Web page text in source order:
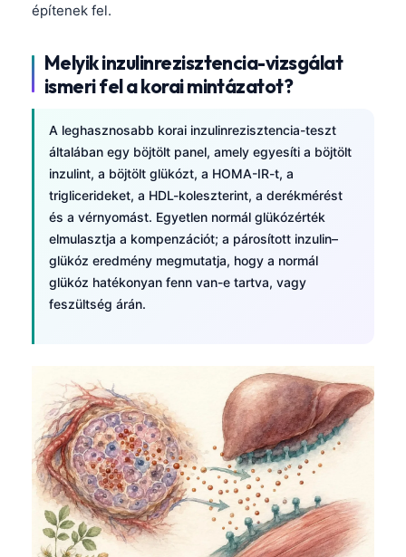
építenek fel.
Melyik inzulinrezisztencia-vizsgálat
ismeri fel a korai mintázatot?
A leghasznosabb korai inzulinrezisztencia-teszt
általában egy böjtölt panel, amely egyesíti a böjtölt
inzulint, a böjtölt glükózt, a HOMA-IR-t, a
triglicerideket, a HDL-koleszterint, a derékmérést
és a vérnyomást. Egyetlen normál glükózérték
elmulasztja a kompenzációt; a párosított inzulin–
glükóz eredmény megmutatja, hogy a normál
glükóz hatékonyan fenn van-e tartva, vagy
feszültség árán.